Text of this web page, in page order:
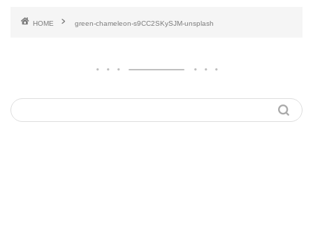
HOME green-chameleon-s9CC2SKySJM-unsplash